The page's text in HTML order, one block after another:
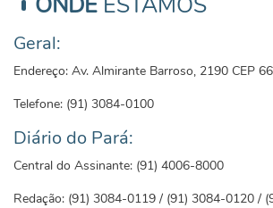
Geral:
Endereço: Av. Almirante Barroso, 2190 CEP
Telefone: (91) 3084-0100
Diário do Pará:
Central do Assinante: (91) 4006-8000
Redação: (91) 3084-0119 / (91) 3084-0120 /